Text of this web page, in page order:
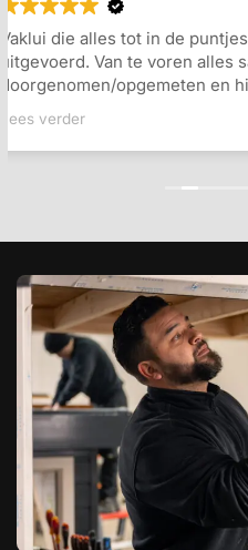
Erg tevreden over het
en plaatsing ging erg vlot,
meegedacht over de
gemaakt konden
en snel antwoord op
erg vriendelijk en
Lees verder